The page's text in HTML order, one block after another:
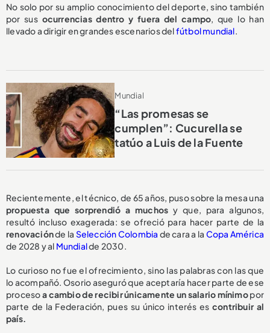
No solo por su amplio conocimiento del deporte, sino también
por sus ocurrencias dentro y fuera del campo, que lo han
llevado a dirigir en grandes escenarios delfútbol mundial.
Mundial
“Las promesas se
cumplen”: Cucurella se
tatúo a Luis de la Fuente
Recientemente, el técnico, de 65 años, puso sobre la mesa una
propuesta que sorprendió a muchosy que, para algunos,
resultó incluso exagerada: se ofreció para hacer parte de la
renovaciónde la Selección Colombia de cara a la Copa América
de 2028 y al Mundialde 2030.
Lo curioso no fue el ofrecimiento, sino las palabras con las que
lo acompañó. Osorio aseguró que aceptaría hacer parte de ese
procesoa cambio de recibirúnicamente un salario mínimopor
parte de la Federación, pues su único interés escontribuir al
país.